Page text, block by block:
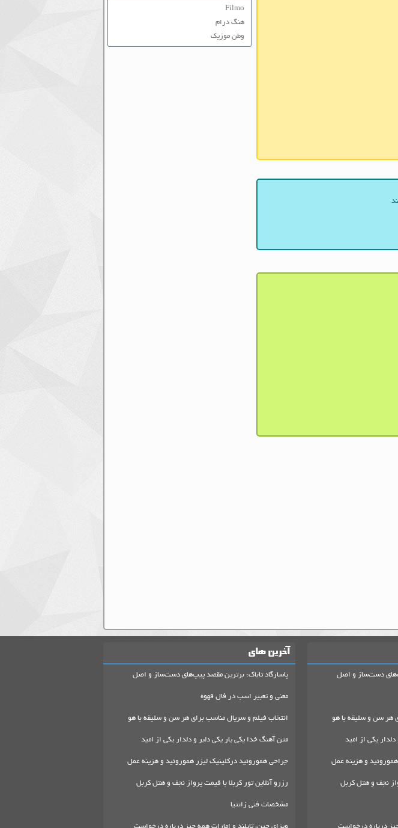
Filmo
هنگ درام
وطن موزیک
دست‌ساز و اصل
هر سن و سلیقه با هو
یکی از امید
و هزینه عمل
نجف و هتل کربل
آخرین های
پاسارگاد تاباک: برترین مقصد پیپ‌های دست‌ساز و اصل
معنی و تعبیر اسب در فال قهوه
انتخاب فیلم و سریال مناسب برای هر سن و سلیقه با هو
متن آهنگ خدا یکی یار یکی دلبر و دلدار یکی از امید
جراحی هموروئید درکلینیک لیزر هموروئید و هزینه عمل
رزرو آنلاین تور کربلا با قیمت پرواز نجف و هتل کربل
مشخصات فنی زانتیا